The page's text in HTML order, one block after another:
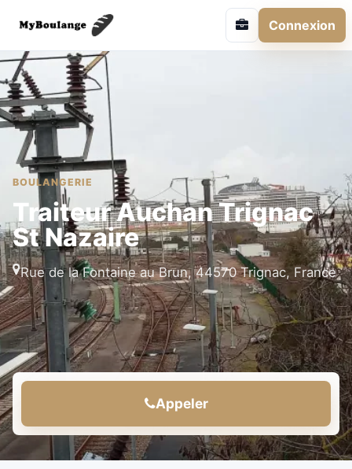
Connexion
BOULANGERIE
Traiteur Auchan Trignac
St Nazaire
Rue de la Fontaine au Brun, 44570 Trignac, France
Appeler